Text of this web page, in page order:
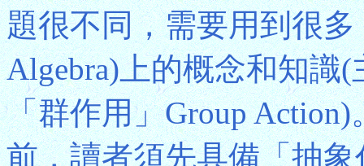
題很不同，需要用到很
Algebra)上的概念和知識
「群作用」Group
前，讀者須先具備「抽